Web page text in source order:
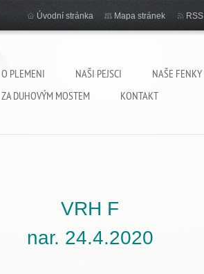
O PLEMENI NAŠI PEJSCI NAŠE FENKY
ZA DUHOVÝM MOSTEM
KONTAKT
Úvodní stránka Mapa stránek RSS
VRH F
nar. 24.4.2020